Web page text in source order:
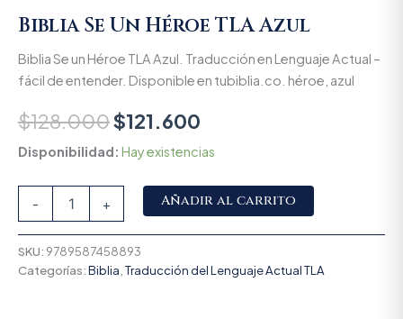
Biblia Se Un Héroe TLA Azul
Biblia Se un Héroe TLA Azul. Traducción en Lenguaje Actual –
fácil de entender. Disponible en tubiblia.co. héroe, azul
$128.000$121.600
Disponibilidad: Hay existencias
- + Añadir al carrito
SKU: 9789587458893
Categorías:Biblia Traducción del Lenguaje Actual TLA